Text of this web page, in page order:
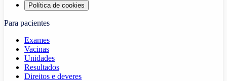
Política de cookies
Para pacientes
Exames
Vacinas
Unidades
Resultados
Direitos e deveres